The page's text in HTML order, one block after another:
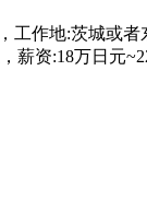
作地:茨城或
资:18万日元